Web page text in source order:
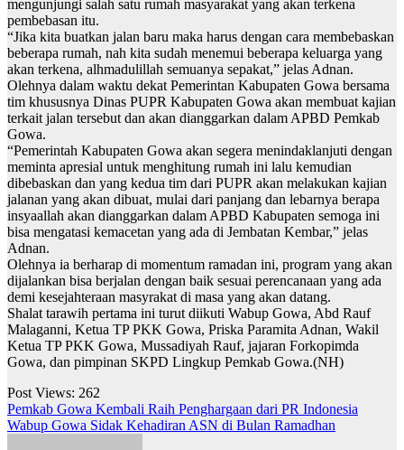
mengunjungi salah satu rumah masyarakat yang akan terkena
pembebasan itu.
“Jika kita buatkan jalan baru maka harus dengan cara membebaskan
beberapa rumah, nah kita sudah menemui beberapa keluarga yang
akan terkena, alhmadulillah semuanya sepakat,” jelas Adnan.
Olehnya dalam waktu dekat Pemerintan Kabupaten Gowa bersama
tim khususnya Dinas PUPR Kabupaten Gowa akan membuat kajian
terkait jalan tersebut dan akan dianggarkan dalam APBD Pemkab
Gowa.
“Pemerintah Kabupaten Gowa akan segera menindaklanjuti dengan
meminta apresial untuk menghitung rumah ini lalu kemudian
dibebaskan dan yang kedua tim dari PUPR akan melakukan kajian
jalanan yang akan dibuat, mulai dari panjang dan lebarnya berapa
insyaallah akan dianggarkan dalam APBD Kabupaten semoga ini
bisa mengatasi kemacetan yang ada di Jembatan Kembar,” jelas
Adnan.
Olehnya ia berharap di momentum ramadan ini, program yang akan
dijalankan bisa berjalan dengan baik sesuai perencanaan yang ada
demi kesejahteraan masyrakat di masa yang akan datang.
Shalat tarawih pertama ini turut diikuti Wabup Gowa, Abd Rauf
Malaganni, Ketua TP PKK Gowa, Priska Paramita Adnan, Wakil
Ketua TP PKK Gowa, Mussadiyah Rauf, jajaran Forkopimda
Gowa, dan pimpinan SKPD Lingkup Pemkab Gowa.(NH)
Post Views: 262
Navigasi
pos
Pemkab Gowa Kembali Raih Penghargaan dari PR Indonesia
Wabup Gowa Sidak Kehadiran ASN di Bulan Ramadhan